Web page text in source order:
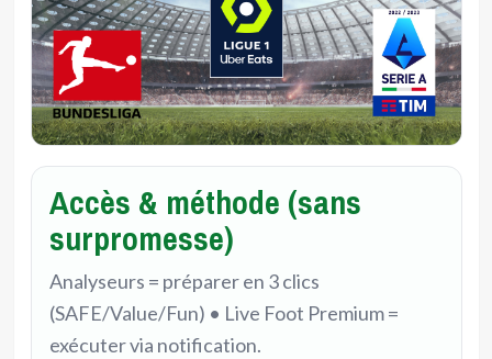
Accès & méthode (sans
surpromesse)
Analyseurs = préparer en 3 clics
(SAFE/Value/Fun) • Live Foot Premium =
exécuter via notification.